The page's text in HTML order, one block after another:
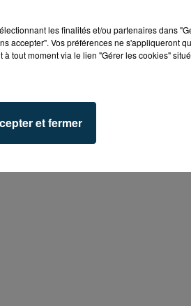
les finalités et/ou partenaires dans
accepter". Vos préférences ne s'appliqueront
tout moment via le lien "Gérer les cookies"
et fermer